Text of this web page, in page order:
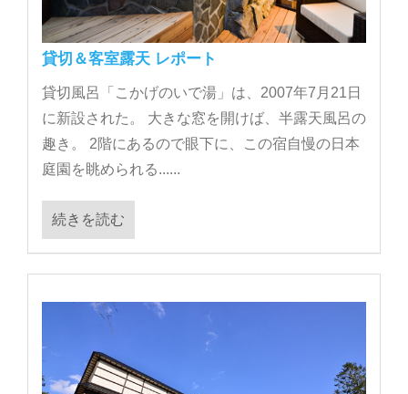
貸切＆客室露天 レポート
貸切風呂「こかげのいで湯」は、2007年7月21日
に新設された。 大きな窓を開けば、半露天風呂の
趣き。 2階にあるので眼下に、この宿自慢の日本
庭園を眺められる......
続きを読む